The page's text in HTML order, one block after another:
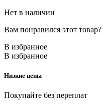
Нет в наличии
Вам понравился этот товар?
В избранное
В избранное
Низкие цены
Покупайте без переплат